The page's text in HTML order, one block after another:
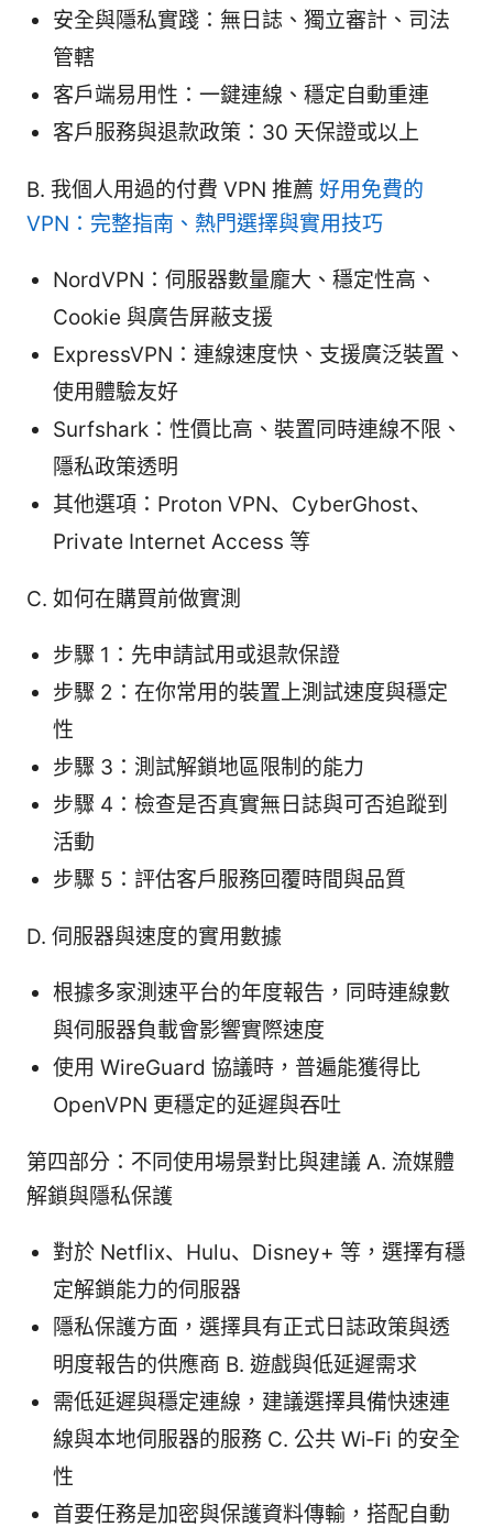
安全與隱私實踐：無日誌、獨立審計、司法
管轄
客戶端易用性：一鍵連線、穩定自動重連
客戶服務與退款政策：30 天保證或以上
B. 我個人用過的付費 VPN 推薦 好用免費的
VPN：完整指南、熱門選擇與實用技巧
NordVPN：伺服器數量龐大、穩定性高、
Cookie 與廣告屏蔽支援
ExpressVPN：連線速度快、支援廣泛裝置、
使用體驗友好
Surfshark：性價比高、裝置同時連線不限、
隱私政策透明
其他選項：Proton VPN、CyberGhost、
Private Internet Access 等
C. 如何在購買前做實測
步驟 1：先申請試用或退款保證
步驟 2：在你常用的裝置上測試速度與穩定
性
步驟 3：測試解鎖地區限制的能力
步驟 4：檢查是否真實無日誌與可否追蹤到
活動
步驟 5：評估客戶服務回覆時間與品質
D. 伺服器與速度的實用數據
根據多家測速平台的年度報告，同時連線數
與伺服器負載會影響實際速度
使用 WireGuard 協議時，普遍能獲得比
OpenVPN 更穩定的延遲與吞吐
第四部分：不同使用場景對比與建議 A. 流媒體
解鎖與隱私保護
對於 Netflix、Hulu、Disney+ 等，選擇有穩
定解鎖能力的伺服器
隱私保護方面，選擇具有正式日誌政策與透
明度報告的供應商 B. 遊戲與低延遲需求
需低延遲與穩定連線，建議選擇具備快速連
線與本地伺服器的服務 C. 公共 Wi‑Fi 的安全
性
首要任務是加密與保護資料傳輸，搭配自動